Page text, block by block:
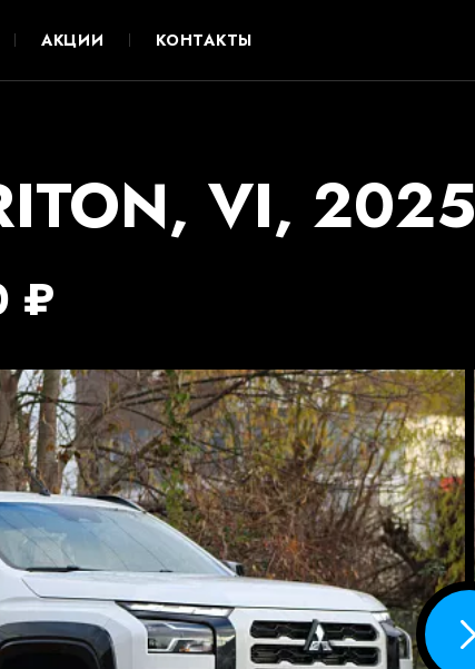
АКЦИИ КОНТАКТЫ
VI, 2025
₽